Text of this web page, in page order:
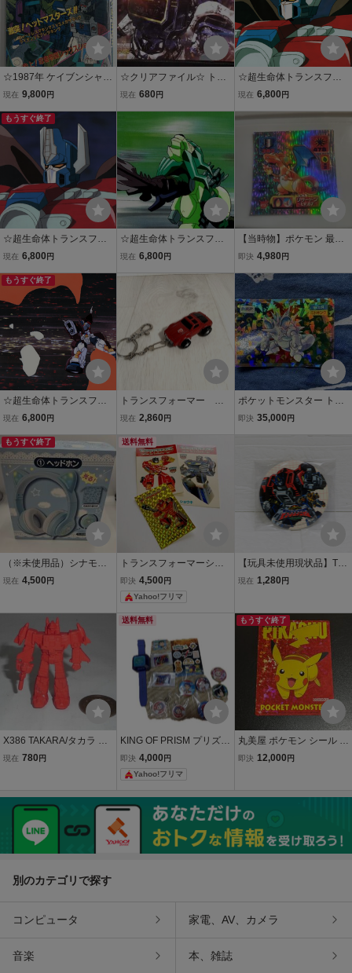
☆1987年 ケイブンシャ
トランスフォーマー ザ・
初版 昭和レトロ 80s 80年
代 本
現在 9,800 円
☆クリアファイル☆ トラ
ンスフォーマー Transfor
blebee サウンドウェー
ブ A4クリアファイル /T97
現在 680 円
☆超生命体トランスフォ
ーマー★ビーストウォー
①・TRANSFORMERS・
やまだたかひろ・タカ
ラ・ビッグコンボイ
現在 6,800 円
もうすぐ終了
☆超生命体トランスフォ
ーマー★ビーストウォー
②・TRANSFORMERS・
やまだたかひろ・タカ
ラ・ビッグコンボイ
現在 6,800 円
☆超生命体トランスフォ
ーマー★ビーストウォー
だたかひろ・タカラ・ビ
現在 6,800 円
【当時物】ポケモン 最強
シール列伝 リザードン プ
sm Sticker Vintage
即決 4,980 円
もうすぐ終了
☆超生命体トランスフォ
ーマー★ビーストウォー
③・TRANSFORMERS・
やまだたかひろ・タカ
ラ・ビッグコンボイ
現在 6,800 円
トランスフォーマー チ
ャージャー ミニボット
時もの レトロ ヴィンテー
ジ transformers TAKA
RA vintage TO68
現在 2,860 円
ポケットモンスター トッ
プサン シール No.034 ニ
即決 35,000 円
もうすぐ終了
（※未使用品）シナモロ
ール当たりくじ ① ヘッド
現在 4,500 円
送料無料
トランスフォーマーシー
ルセット
即決 4,500 円
Yahoo!フリマ
【玩具未使用現状品】TA
KARA / タカラ：超ロボッ
ッジ
現在 1,280 円
X386 TAKARA/タカラ ト
ランスフォーマー スペリ
現在 780 円
送料無料
KING OF PRISM プリズム
ウォッチ 缶バッジ ステッ
カー まとめ売り
即決 4,000 円
Yahoo!フリマ
もうすぐ終了
丸美屋 ポケモン シール ス
テッカー ピカチュウ マル
marumiya sticker pikachu
即決 12,000 円
別のカテゴリで探す
コンピュータ 家電、AV、カメラ
音楽 本、雑誌